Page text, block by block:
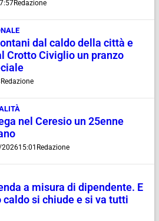
Redazione
dal caldo della città e
Crotto Civiglio un pranzo
Redazione
nel Ceresio un 25enne
15:01 Redazione
a misura di dipendente. E
caldo si chiude e si va tutti